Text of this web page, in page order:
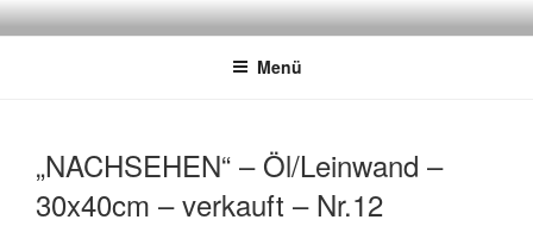
Zum
InhaltJAGDMALER THOMAS BOLD
Menü
„NACHSEHEN“ – Öl/Leinwand –
30x40cm – verkauft – Nr.12